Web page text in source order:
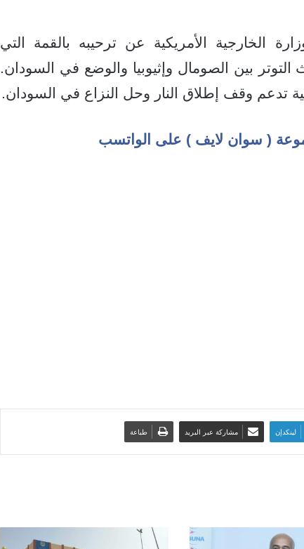
الخارجية الأمريكية عن ترحيبه بالقمة التي
يناير الجاري لبحث التوتر بين الصومال وإثيوبيا والوضع في السودان.
تدعم وقف إطلاق النار وحل النزاع في السودان.
( سوان لايف ) على الواتسب
لينكدإن مشاركة عبر البريد طباعة